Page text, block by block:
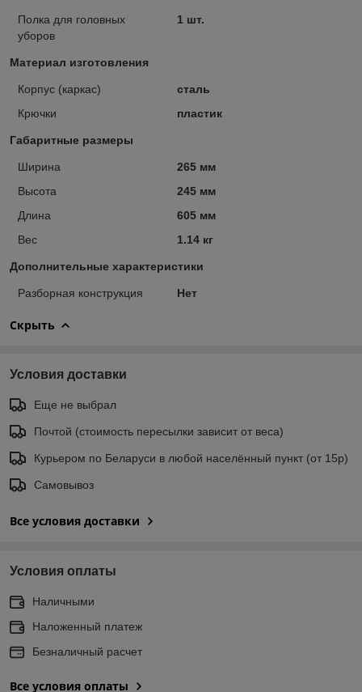
Полка для головных
уборов
1 шт.
Материал изготовления
Корпус (каркас)
сталь
Крючки
пластик
Габаритные размеры
Ширина
265 мм
Высота
245 мм
Длина
605 мм
Вес
1.14 кг
Дополнительные характеристики
Разборная конструкция Нет
Скрыть
Условия доставки
Еще не выбрал
Почтой (стоимость пересылки зависит от веса)
Курьером по Беларуси в любой населённый пункт (от 15р)
Самовывоз
Все условия доставки
Условия оплаты
Наличными
Наложенный платеж
Безналичный расчет
Все условия оплаты